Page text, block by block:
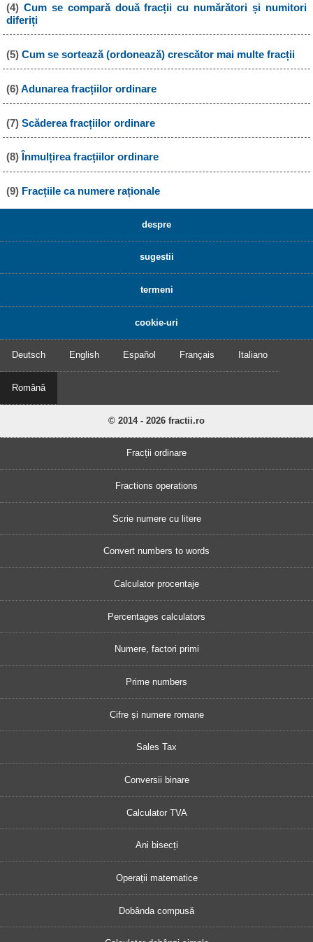
(4) Cum se compară două fracții cu numărători și numitori
diferiți
(5) Cum se sortează (ordonează) crescător mai multe fracții
(6)Adunarea fracțiilor ordinare
(7) Scăderea fracțiilor ordinare
(8) Înmulțirea fracțiilor ordinare
(9) Fracțiile ca numere raționale
despre
sugestii
termeni
cookie-uri
Deutsch English Español Français Italiano
Română
© 2014 - 2026 fractii.ro
Fracții ordinare
Fractions operations
Scrie numere cu litere
Convert numbers to words
Calculator procentaje
Percentages calculators
Numere, factori primi
Prime numbers
Cifre și numere romane
Sales Tax
Conversii binare
Calculator TVA
Ani bisecți
Operații matematice
Dobânda compusă